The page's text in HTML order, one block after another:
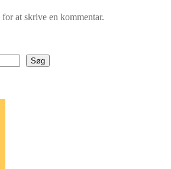
for at skrive en kommentar.
Søg